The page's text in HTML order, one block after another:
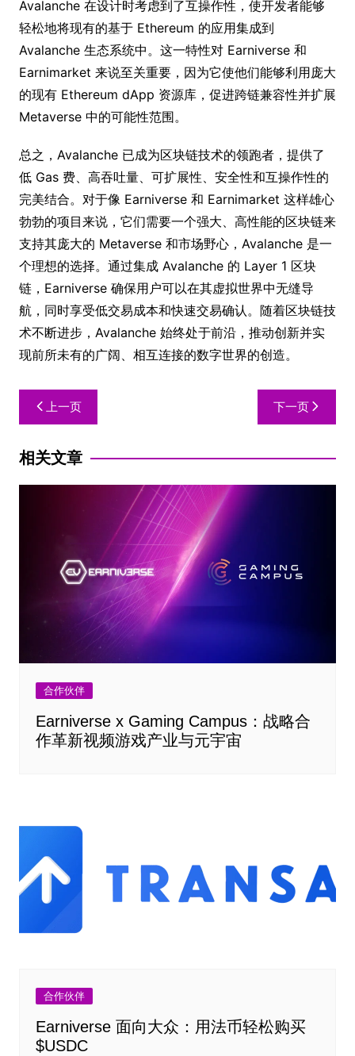
Avalanche 在设计时考虑到了互操作性，使开发者能够
轻松地将现有的基于 Ethereum 的应用集成到
Avalanche 生态系统中。这一特性对 Earniverse 和
Earnimarket 来说至关重要，因为它使他们能够利用庞大
的现有 Ethereum dApp 资源库，促进跨链兼容性并扩展
Metaverse 中的可能性范围。
总之，Avalanche 已成为区块链技术的领跑者，提供了
低 Gas 费、高吞吐量、可扩展性、安全性和互操作性的
完美结合。对于像 Earniverse 和 Earnimarket 这样雄心
勃勃的项目来说，它们需要一个强大、高性能的区块链来
支持其庞大的 Metaverse 和市场野心，Avalanche 是一
个理想的选择。通过集成 Avalanche 的 Layer 1 区块
链，Earniverse 确保用户可以在其虚拟世界中无缝导
航，同时享受低交易成本和快速交易确认。随着区块链技
术不断进步，Avalanche 始终处于前沿，推动创新并实
现前所未有的广阔、相互连接的数字世界的创造。
上一页 下一页
相关文章
合作伙伴
Earniverse x Gaming Campus：战略合
作革新视频游戏产业与元宇宙
合作伙伴
Earniverse 面向大众：用法币轻松购买
$USDC